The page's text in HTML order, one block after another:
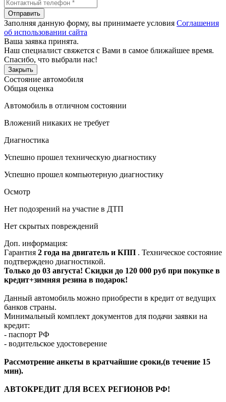
Отправить
Заполняя данную форму, вы принимаете условия Соглашения
об использовании сайта
Ваша заявка принята.
Наш специалист свяжется с Вами в самое ближайшее время.
Спасибо, что выбрали нас!
Закрыть
Состояние автомобиля
Общая оценка
Автомобиль в отличном состоянии
Вложений никаких не требует
Диагностика
Успешно прошел техническую диагностику
Успешно прошел компьютерную диагностику
Осмотр
Нет подозрений на участие в ДТП
Нет скрытых повреждений
Доп. информация:
Гарантия 2 года на двигатель и КПП . Техническое состояние
подтверждено диагностикой.
Только до 03 августа! Скидки до 120 000 руб при покупке в
кредит+зимняя резина в подарок!
Данный автомобиль можно приобрести в кредит от ведущих
банков страны.
Минимальный комплект документов для подачи заявки на
кредит:
- паспорт РФ
- водительское удостоверение
Рассмотрение анкеты в кратчайшие сроки,(в течение 15
мин).
АВТОКРЕДИТ ДЛЯ ВСЕХ РЕГИОНОВ РФ!